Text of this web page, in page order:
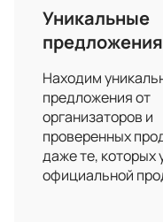
молодых
Получить море
восходящих
билеты на матч
Хоккейной Лиги.
быстро прямо на
стоит с этим
всегда в дефиците.
Уникальные
предложения
Находим
предложения от
организаторов и
проверенных
даже те, которых
официальной